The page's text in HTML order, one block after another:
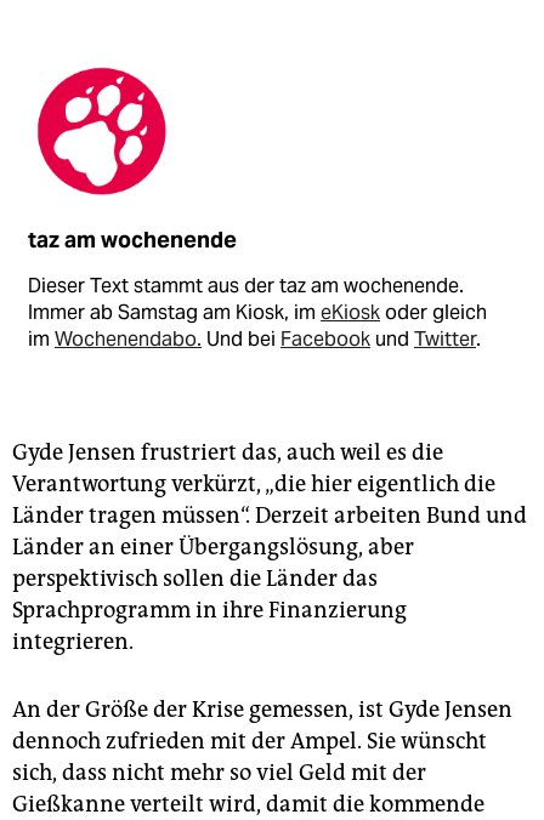
taz am wochenende
Dieser Text stammt aus der taz am wochenende.
Immer ab Samstag am Kiosk, im eKioskoder gleich
im Wochenendabo. Und bei Facebook und Twitter.
Gyde Jensen frustriert das, auch weil es die
Verantwortung verkürzt, „die hier eigentlich die
Länder tragen müssen“. Derzeit arbeiten Bund und
Länder an einer Übergangslösung, aber
perspektivisch sollen die Länder das
Sprachprogramm in ihre Finanzierung
integrieren.
An der Größe der Krise gemessen, ist Gyde Jensen
dennoch zufrieden mit der Ampel. Sie wünscht
sich, dass nicht mehr so viel Geld mit der
Gießkanne verteilt wird, damit die kommende